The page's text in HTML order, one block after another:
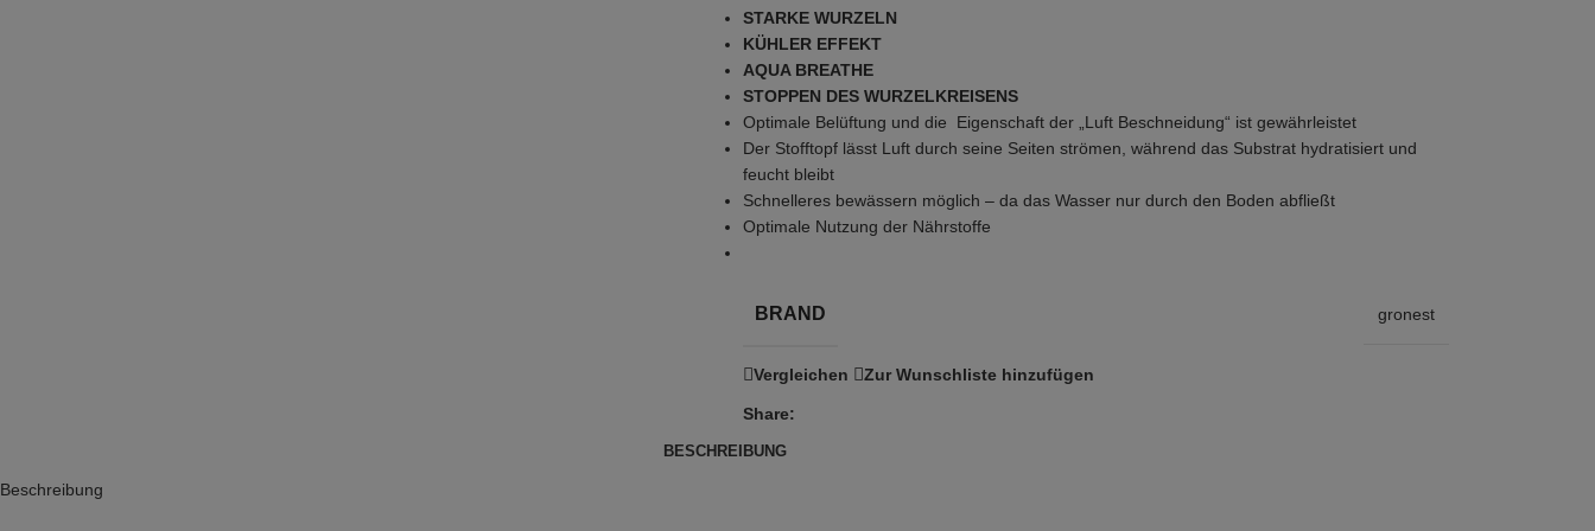
STARKE WURZELN
KÜHLER EFFEKT
AQUA BREATHE
STOPPEN DES WURZELKREISENS
Optimale Belüftung und die Eigenschaft der „Luft Beschneidung“ ist gewährleistet
Der Stofftopf lässt Luft durch seine Seiten strömen, während das Substrat hydratisiert und
feucht bleibt
Schnelleres bewässern möglich – da das Wasser nur durch den Boden abfließt
Optimale Nutzung der Nährstoffe
BRAND gronest
Vergleichen Zur Wunschliste hinzufügen
Share:
BESCHREIBUNG
Beschreibung